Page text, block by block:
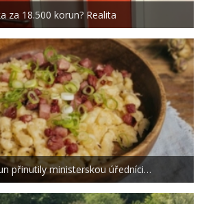
za 18.500 korun? Realita
přinutily ministerskou úředníci…